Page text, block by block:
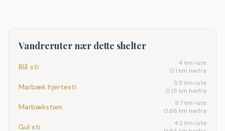
Vandreruter nær dette shelter
Blå sti 4 km rute
0.1 km herfra
Marbæk hjertesti 5.5 km rute
0.15 km herfra
Marbækstien 9.7 km rute
0.66 km herfra
Gul sti 4.2 km rute